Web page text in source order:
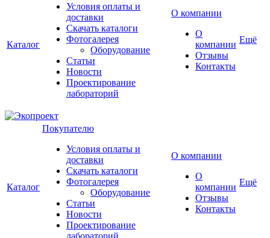
Каталог
Условия оплаты и
доставки
Скачать каталоги
Фотогалерея
Оборудование
Статьи
Новости
Проектирование
лабораторий
О компании
О
компании
Отзывы
Контакты
Ещё
Каталог
Покупателю
Условия оплаты и
доставки
Скачать каталоги
Фотогалерея
Оборудование
Статьи
Новости
Проектирование
лабораторий
О компании
О
компании
Отзывы
Контакты
Ещё